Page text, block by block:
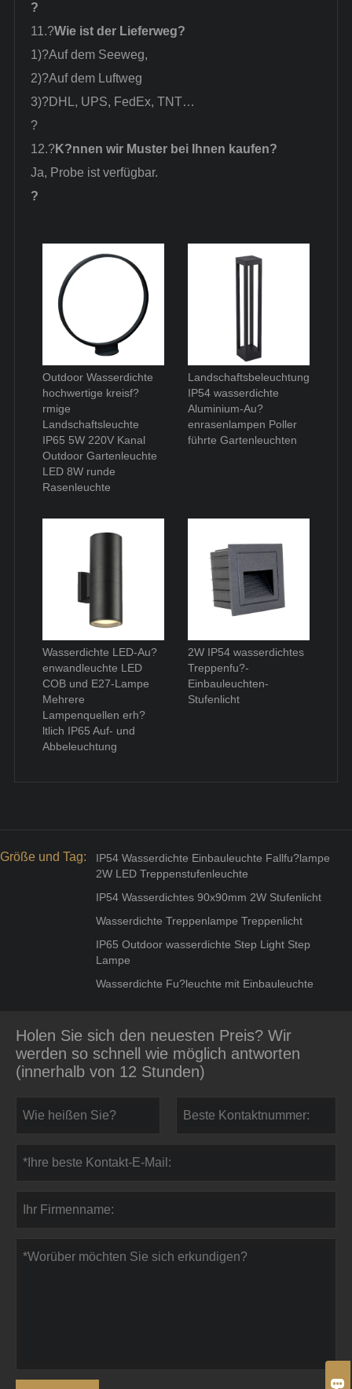
?
11.?Wie ist der Lieferweg?
1)?Auf dem Seeweg,
2)?Auf dem Luftweg
3)?DHL, UPS, FedEx, TNT…
?
12.?K?nnen wir Muster bei Ihnen kaufen?
Ja, Probe ist verfügbar.
?
Outdoor Wasserdichte
hochwertige kreisf?
rmige
Landschaftsleuchte
IP65 5W 220V Kanal
Outdoor Gartenleuchte
LED 8W runde
Rasenleuchte
Landschaftsbeleuchtung
IP54 wasserdichte
Aluminium-Au?
enrasenlampen Poller
führte Gartenleuchten
Wasserdichte LED-Au?
enwandleuchte LED
COB und E27-Lampe
Mehrere
Lampenquellen erh?
ltlich IP65 Auf- und
Abbeleuchtung
2W IP54 wasserdichtes
Treppenfu?-
Einbauleuchten-
Stufenlicht
Größe und Tag:
IP54 Wasserdichte Einbauleuchte Fallfu?lampe
2W LED Treppenstufenleuchte
IP54 Wasserdichtes 90x90mm 2W Stufenlicht
Wasserdichte Treppenlampe Treppenlicht
IP65 Outdoor wasserdichte Step Light Step
Lampe
Wasserdichte Fu?leuchte mit Einbauleuchte
Holen Sie sich den neuesten Preis? Wir
werden so schnell wie möglich antworten
(innerhalb von 12 Stunden)
